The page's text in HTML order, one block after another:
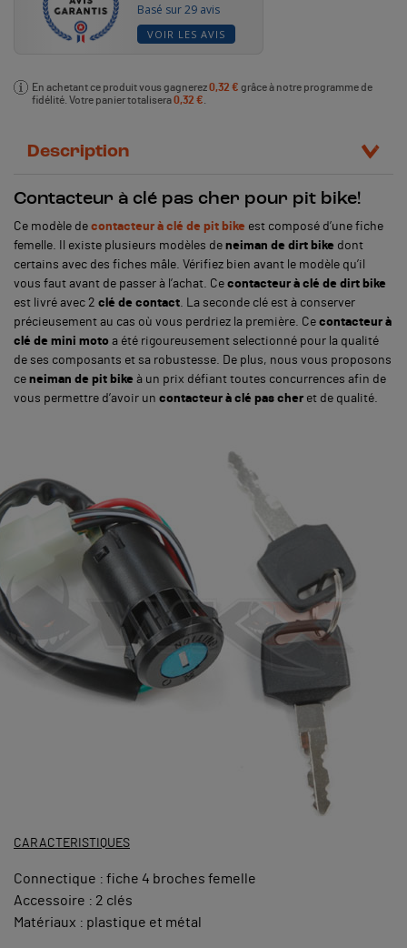
Basé sur 29 avis
VOIR LES AVIS
En achetant ce produit vous gagnerez0,32 € grâce à notre programme de
fidélité. Votre panier totalisera0,32 €
Description
Contacteur à clé pas cher pour pit bike!
Ce modèle de contacteur à clé de pit bike est composé d’une fiche
femelle. Il existe plusieurs modèles de neiman de dirt bike dont
certains avec des fiches mâle. Vérifiez bien avant le modèle qu’il
vous faut avant de passer à l’achat. Ce contacteur à clé de dirt bike
est livré avec 2 clé de contact . La seconde clé est à conserver
précieusement au cas où vous perdriez la première. Ce contacteur à
clé de mini moto a été rigoureusement selectionné pour la qualité
de ses composants et sa robustesse. De plus, nous vous proposons
ce neiman de pit bike à un prix défiant toutes concurrences afin de
vous permettre d’avoir un contacteur à clé pas cher et de qualité.
CARACTERISTIQUES
Connectique : fiche 4 broches femelle
Accessoire : 2 clés
Matériaux : plastique et métal